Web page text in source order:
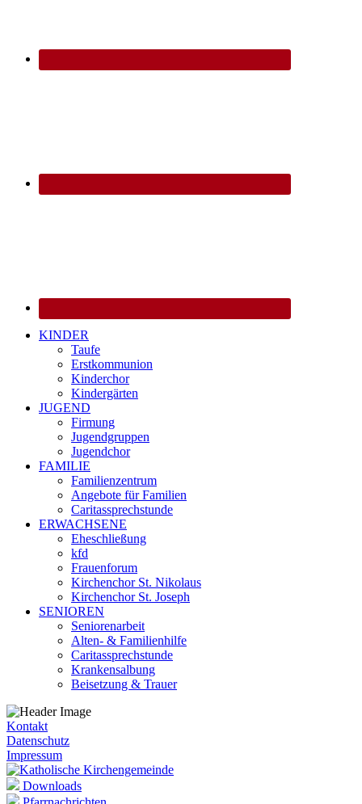
KINDER
Taufe
Erstkommunion
Kinderchor
Kindergärten
JUGEND
Firmung
Jugendgruppen
Jugendchor
FAMILIE
Familienzentrum
Angebote für Familien
Caritassprechstunde
ERWACHSENE
Eheschließung
kfd
Frauenforum
Kirchenchor St. Nikolaus
Kirchenchor St. Joseph
SENIOREN
Seniorenarbeit
Alten- & Familienhilfe
Caritassprechstunde
Krankensalbung
Beisetzung & Trauer
Kontakt
Datenschutz
Impressum
Downloads